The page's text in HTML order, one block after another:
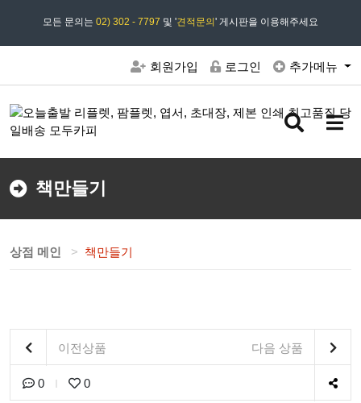
모든 문의는 02) 302 - 7797 및 '견적문의 ' 게시판을 이용해주세요
모두카피 상담시간 : 평일 09:00 ~ 18:00 상담 18:30
회원가입 로그인 추가메뉴
검
버
메
버
책만들기
상점 메인 책만들기
이전상품 다음 상품
0 0